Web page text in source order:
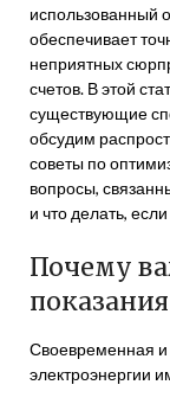
использованный
обеспечивает
неприятных
счетов. В этой
существующие
обсудим
советы по
вопросы,
и что делать,
Почему
Своевременная и
электроэнергии